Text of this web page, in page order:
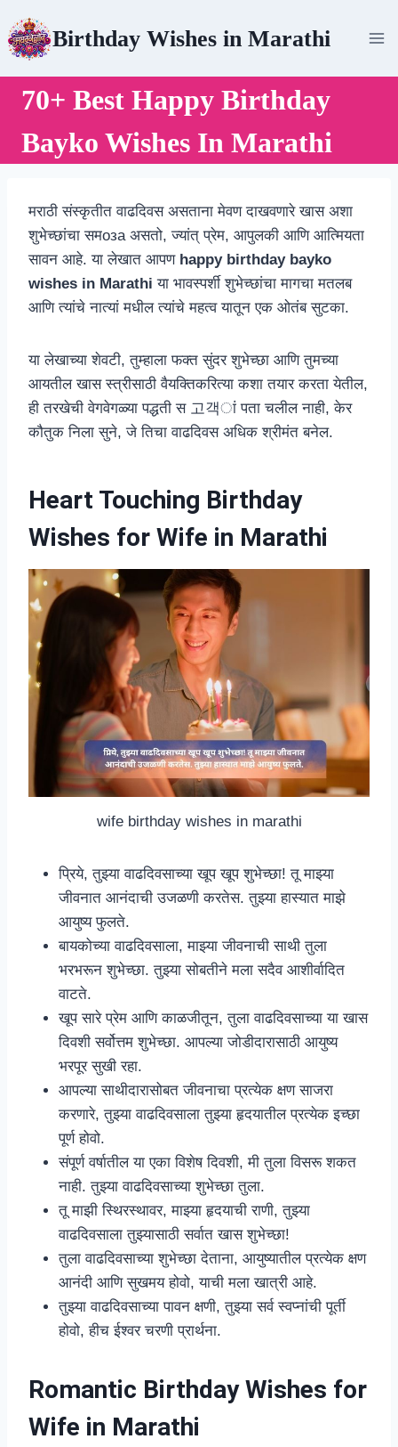
to
content
Birthday Wishes in Marathi
70+ Best Happy Birthday
Bayko Wishes In Marathi
मराठी संस्कृतीत वाढदिवस असताना मेवण दाखवणारे खास अशा
शुभेच्छांचा समоза असतो, ज्यांत् प्रेम, आपुलकी आणि आत्मियता
सावन आहे. या लेखात आपण happy birthday bayko
wishes in Marathi या भावस्पर्शी शुभेच्छांचा मागचा मतलब
आणि त्यांचे नात्यां मधील त्यांचे महत्व यातून एक ओतंब सुटका.
या लेखाच्या शेवटी, तुम्हाला फक्त सुंदर शुभेच्छा आणि तुमच्या
आयतील खास स्त्रीसाठी वैयक्तिकरित्या कशा तयार करता येतील,
ही तरखेची वेगवेगळ्या पद्धती स 고객ां पता चलील नाही, केर
कौतुक निला सुने, जे तिचा वाढदिवस अधिक श्रीमंत बनेल.
Heart Touching Birthday
Wishes for Wife in Marathi
wife birthday wishes in marathi
प्रिये, तुझ्या वाढदिवसाच्या खूप खूप शुभेच्छा! तू माझ्या
जीवनात आनंदाची उजळणी करतेस. तुझ्या हास्यात माझे
आयुष्य फुलते.
बायकोच्या वाढदिवसाला, माझ्या जीवनाची साथी तुला
भरभरून शुभेच्छा. तुझ्या सोबतीने मला सदैव आशीर्वादित
वाटते.
खूप सारे प्रेम आणि काळजीतून, तुला वाढदिवसाच्या या खास
दिवशी सर्वोत्तम शुभेच्छा. आपल्या जोडीदारासाठी आयुष्य
भरपूर सुखी रहा.
आपल्या साथीदारासोबत जीवनाचा प्रत्येक क्षण साजरा
करणारे, तुझ्या वाढदिवसाला तुझ्या हृदयातील प्रत्येक इच्छा
पूर्ण होवो.
संपूर्ण वर्षातील या एका विशेष दिवशी, मी तुला विसरू शकत
नाही. तुझ्या वाढदिवसाच्या शुभेच्छा तुला.
तू माझी स्थिरस्थावर, माझ्या हृदयाची राणी, तुझ्या
वाढदिवसाला तुझ्यासाठी सर्वात खास शुभेच्छा!
तुला वाढदिवसाच्या शुभेच्छा देताना, आयुष्यातील प्रत्येक क्षण
आनंदी आणि सुखमय होवो, याची मला खात्री आहे.
तुझ्या वाढदिवसाच्या पावन क्षणी, तुझ्या सर्व स्वप्नांची पूर्ती
होवो, हीच ईश्वर चरणी प्रार्थना.
Romantic Birthday Wishes for
Wife in Marathi